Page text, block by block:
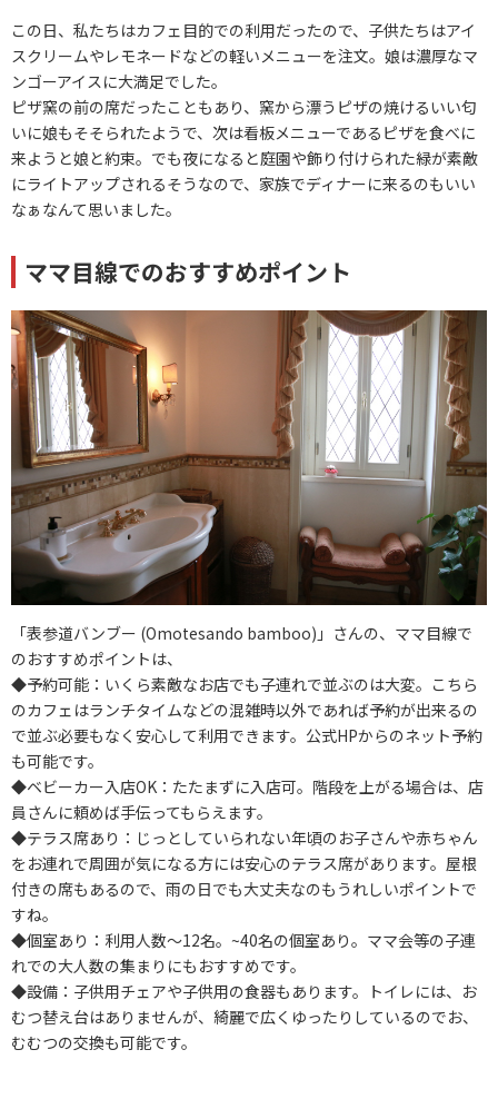
この日、私たちはカフェ目的での利用だったので、子供たちはアイ
スクリームやレモネードなどの軽いメニューを注文。娘は濃厚なマ
ンゴーアイスに大満足でした。
ピザ窯の前の席だったこともあり、窯から漂うピザの焼けるいい匂
いに娘もそそられたようで、次は看板メニューであるピザを食べに
来ようと娘と約束。でも夜になると庭園や飾り付けられた緑が素敵
にライトアップされるそうなので、家族でディナーに来るのもいい
なぁなんて思いました。
ママ目線でのおすすめポイント
「表参道バンブー (Omotesando bamboo)」さんの、ママ目線で
のおすすめポイントは、
◆予約可能：いくら素敵なお店でも子連れで並ぶのは大変。こちら
のカフェはランチタイムなどの混雑時以外であれば予約が出来るの
で並ぶ必要もなく安心して利用できます。公式HPからのネット予約
も可能です。
◆ベビーカー入店OK：たたまずに入店可。階段を上がる場合は、店
員さんに頼めば手伝ってもらえます。
◆テラス席あり：じっとしていられない年頃のお子さんや赤ちゃん
をお連れで周囲が気になる方には安心のテラス席があります。屋根
付きの席もあるので、雨の日でも大丈夫なのもうれしいポイントで
すね。
◆個室あり：利用人数～12名。~40名の個室あり。ママ会等の子連
れでの大人数の集まりにもおすすめです。
◆設備：子供用チェアや子供用の食器もあります。トイレには、お
むつ替え台はありませんが、綺麗で広くゆったりしているのでお、
むむつの交換も可能です。